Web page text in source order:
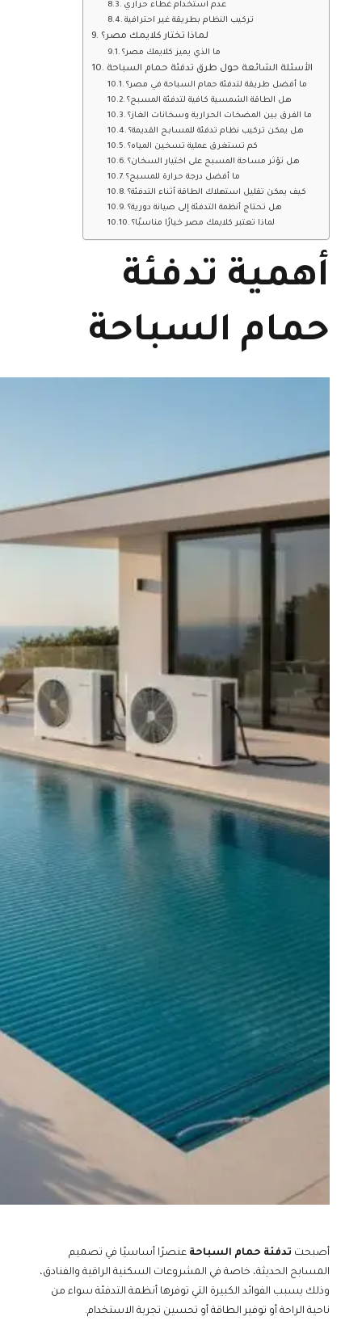
عدم استخدام غطاء حراري
تركيب النظام بطريقة غير احترافية
لماذا تختار كلايمك مصر؟
ما الذي يميز كلايمك مصر؟
الأسئلة الشائعة حول طرق تدفئة حمام السباحة
ما أفضل طريقة لتدفئة حمام السباحة في مصر؟
هل الطاقة الشمسية كافية لتدفئة المسبح؟
ما الفرق بين المضخات الحرارية وسخانات الغاز؟
هل يمكن تركيب نظام تدفئة للمسابح القديمة؟
كم تستغرق عملية تسخين المياه؟
هل تؤثر مساحة المسبح على اختيار السخان؟
ما أفضل درجة حرارة للمسبح؟
كيف يمكن تقليل استهلاك الطاقة أثناء التدفئة؟
هل تحتاج أنظمة التدفئة إلى صيانة دورية؟
لماذا تعتبر كلايمك مصر خيارًا مناسبًا؟
أهمية تدفئة
حمام السباحة
أصبحت تدفئة حمام السباحة عنصرًا أساسيًا في تصميم
المسابح الحديثة، خاصة في المشروعات السكنية الراقية والفنادق،
وذلك بسبب الفوائد الكبيرة التي توفرها أنظمة التدفئة سواء من
ناحية الراحة أو توفير الطاقة أو تحسين تجربة الاستخدام.